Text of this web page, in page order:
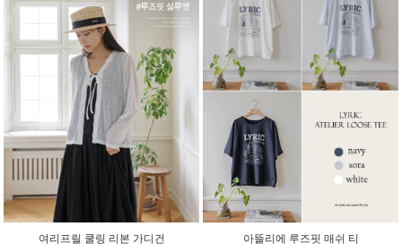
여리프릴 쿨링 리본 가디건 아뜰리에 루즈핏 매쉬 티